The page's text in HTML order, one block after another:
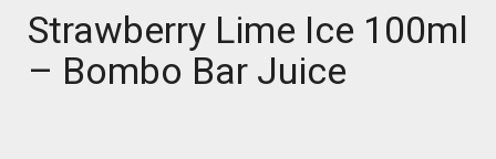
Strawberry Lime Ice 100ml
– Bombo Bar Juice